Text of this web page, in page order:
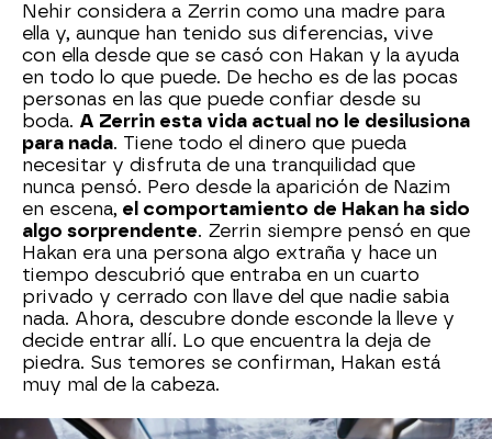
Nehir considera a Zerrin como una madre para
ella y, aunque han tenido sus diferencias, vive
con ella desde que se casó con Hakan y la ayuda
en todo lo que puede. De hecho es de las pocas
personas en las que puede confiar desde su
boda. A Zerrin esta vida actual no le desilusiona
para nada. Tiene todo el dinero que pueda
necesitar y disfruta de una tranquilidad que
nunca pensó. Pero desde la aparición de Nazim
en escena, el comportamiento de Hakan ha sido
algo sorprendente. Zerrin siempre pensó en que
Hakan era una persona algo extraña y hace un
tiempo descubrió que entraba en un cuarto
privado y cerrado con llave del que nadie sabia
nada. Ahora, descubre donde esconde la lleve y
decide entrar allí. Lo que encuentra la deja de
piedra. Sus temores se confirman, Hakan está
muy mal de la cabeza.